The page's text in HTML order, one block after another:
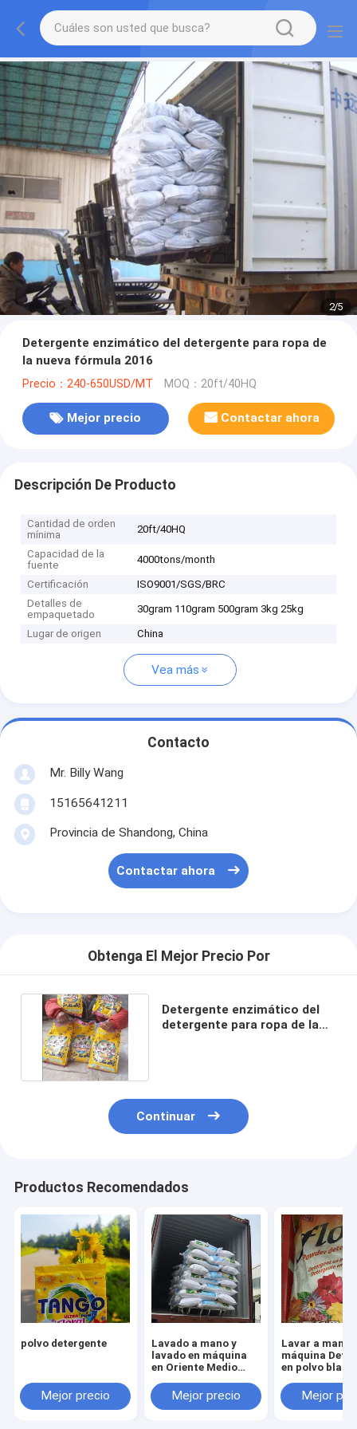
2/5
Detergente enzimático del detergente para ropa de
la nueva fórmula 2016
Precio：240-650USD/MT MOQ：20ft/40HQ
Mejor precio Contactar ahora
Descripción De Producto
Cantidad de orden
mínima
20ft/40HQ
Capacidad de la
fuente
4000tons/month
Certificación
ISO9001/SGS/BRC
Detalles de
empaquetado
30gram 110gram 500gram 3kg 25kg
Lugar de origen China
Vea más
Contacto
Mr. Billy Wang
15165641211
Provincia de Shandong, China
Contactar ahora
Obtenga El Mejor Precio Por
Detergente enzimático del
detergente para ropa de la
Continuar
Productos Recomendados
polvo detergente
Mejor precio
Lavado a mano y
lavado en máquina
en Oriente Medio
ofrece un aroma
floral fresco
Mejor precio
Lavar a mano
máquina
en polvo
Mejor